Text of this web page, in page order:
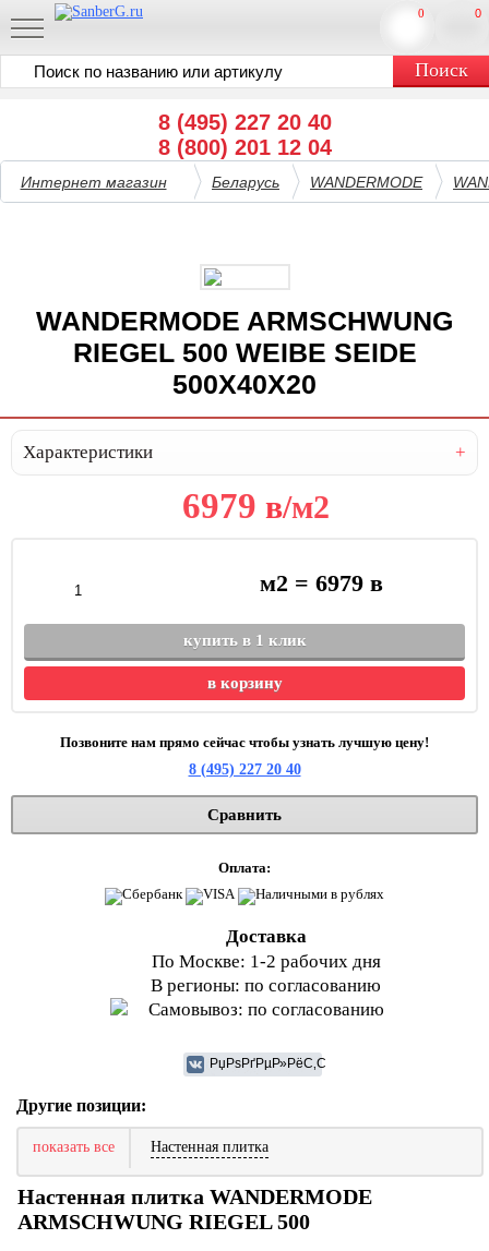
8 (495) 227 20 40
8 (800) 201 12 04
0
0
Интернет магазин Беларусь WANDERMODE
WANDERMODE ARMSCHWUNG
RIEGEL 500 WEIBE SEIDE
500X40X20
Характеристики
6979 в/м2
м2 =6979 в
купить в 1 клик
в корзину
Позвоните нам прямо сейчас чтобы узнать лучшую цену!
8 (495) 227 20 40
Сравнить
Оплата:
Доставка
По Москве: 1-2 рабочих дня
В регионы: по согласованию
Самовывоз: по согласованию
Другие позиции:
показать все Настенная плитка
Настенная плитка WANDERMODE
ARMSCHWUNG RIEGEL 500